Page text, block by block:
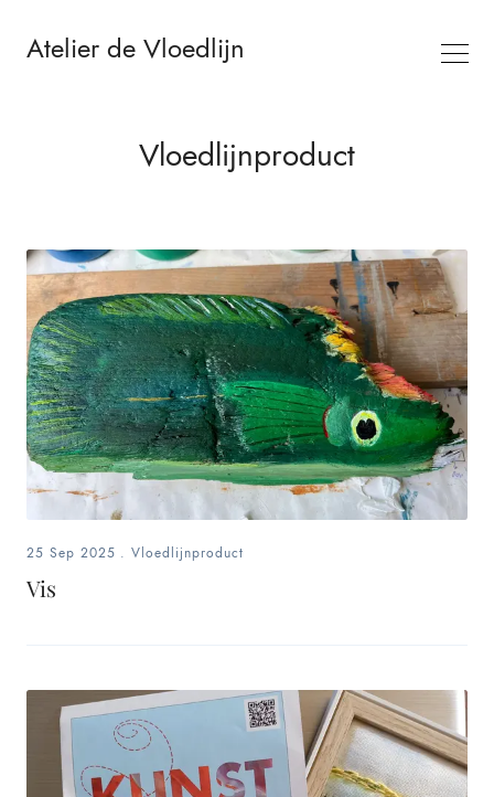
Atelier de Vloedlijn
Search
Vloedlijnproduct
25 Sep 2025 . Vloedlijnproduct
Vis